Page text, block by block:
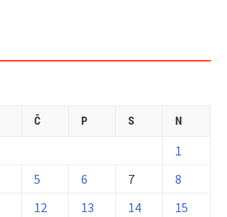
Č P S N
1
5 6 7
8
12 13 14
15